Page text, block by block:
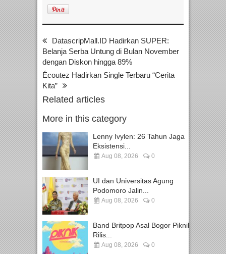
DatascripMall.ID Hadirkan SUPER:
Belanja Serba Untung di Bulan November
dengan Diskon hingga 89%
Écoutez Hadirkan Single Terbaru “Cerita
Kita”
Related articles
More in this category
Lenny Ivylen: 26 Tahun Jaga
Eksistensi...
Aug 08, 2026 0
UI dan Universitas Agung
Podomoro Jalin...
Aug 08, 2026 0
Band Britpop Asal Bogor Piknik
Rilis...
Aug 08, 2026 0